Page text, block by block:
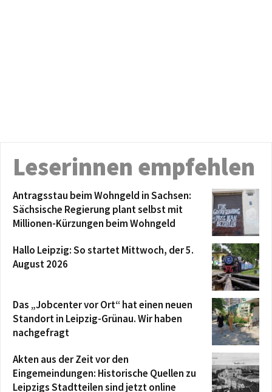
Leserinnen empfehlen
Antragsstau beim Wohngeld in Sachsen:
Sächsische Regierung plant selbst mit
Millionen-Kürzungen beim Wohngeld
Hallo Leipzig: So startet Mittwoch, der 5.
August 2026
Das „Jobcenter vor Ort“ hat einen neuen
Standort in Leipzig-Grünau. Wir haben
nachgefragt
Akten aus der Zeit vor den
Eingemeindungen: Historische Quellen zu
Leipzigs Stadtteilen sind jetzt online